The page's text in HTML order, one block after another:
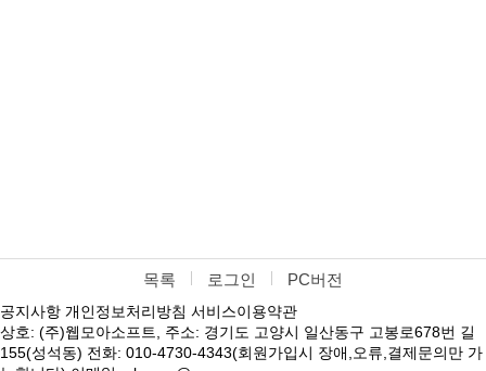
목록 로그인 PC버전
공지사항 개인정보처리방침 서비스이용약관
상호: (주)웹모아소프트, 주소: 경기도 고양시 일산동구 고봉로678번 길
155(성석동) 전화: 010-4730-4343(회원가입시 장애,오류,결제문의만 가